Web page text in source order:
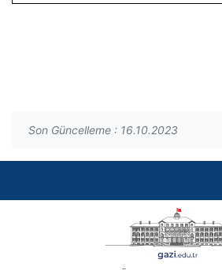
Son Güncelleme : 16.10.2023